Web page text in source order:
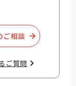
ご相談​
ご質問​